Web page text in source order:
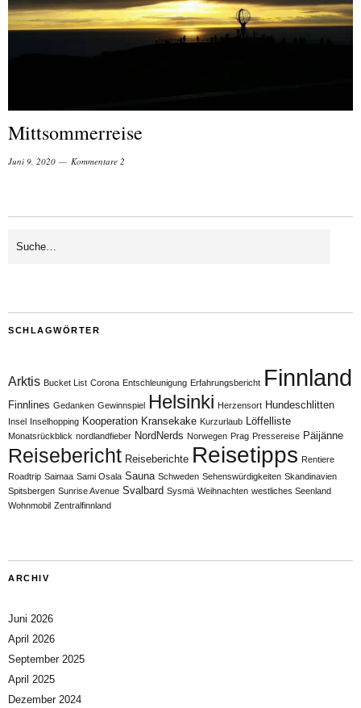
Mittsommerreise
Juni 9, 2020 Kommentare 2
SCHLAGWÖRTER
Arktis Bucket List Corona Entschleunigung Erfahrungsbericht Finnland
Finnlines Gedanken Gewinnspiel Helsinki Herzensort Hundeschlitten
Insel Inselhopping Kooperation Kransekake Kurzurlaub Löffelliste
Monatsrückblick nordlandfieber NordNerds Norwegen Prag Pressereise Päijänne
Reisebericht Reiseberichte Reisetipps Rentiere
Roadtrip Saimaa Sami Osala Sauna Schweden Sehenswürdigkeiten Skandinavien
Spitsbergen Sunrise Avenue Svalbard Sysmä Weihnachten westliches Seenland
Wohnmobil Zentralfinnland
ARCHIV
Juni 2026
April 2026
September 2025
April 2025
Dezember 2024